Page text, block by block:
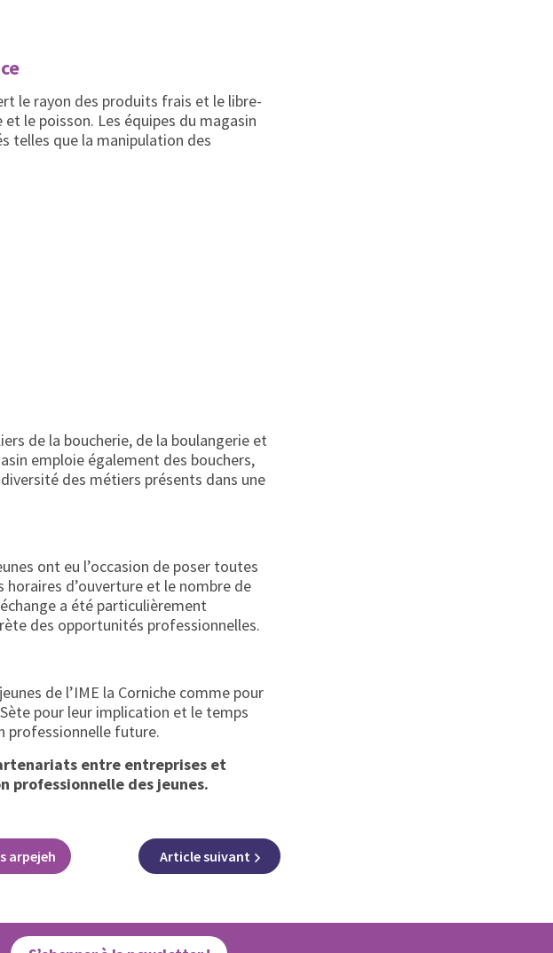
le rayon des produits frais et le libre-
le poisson. Les équipes du magasin
telles que la manipulation des
de la boucherie, de la boulangerie et
emploie également des bouchers,
des métiers présents dans une
ont eu l’occasion de poser toutes
d’ouverture et le nombre de
a été particulièrement
des opportunités professionnelles.
de l’IME la Corniche comme pour
pour leur implication et le temps
professionnelle future.
entre entreprises et
professionnelle des jeunes.
arpejeh Articlesuivant